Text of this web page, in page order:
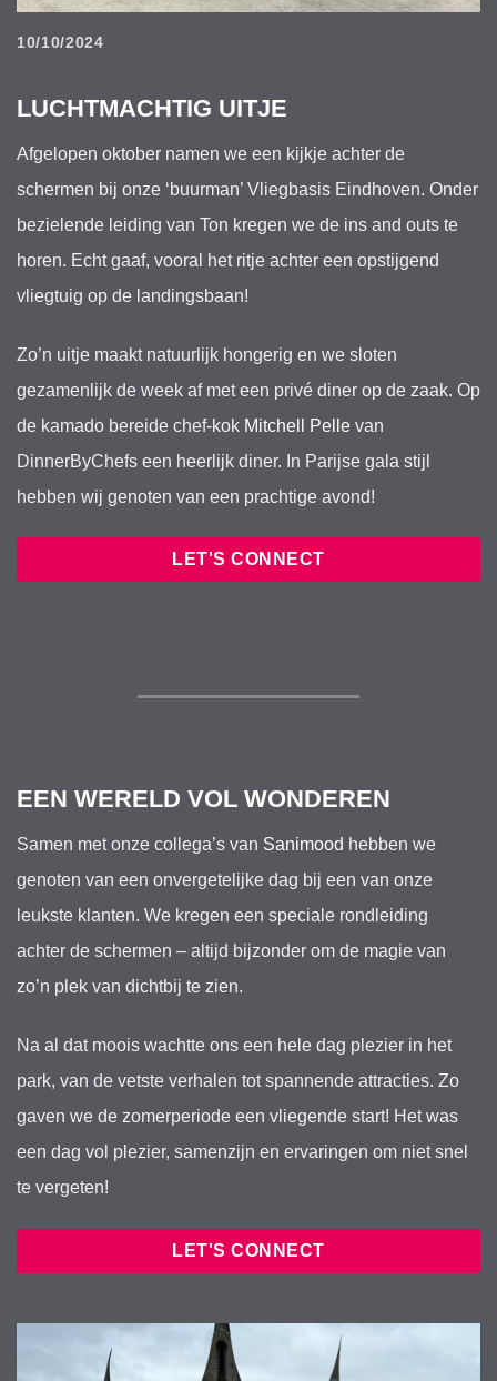
10/10/2024
LUCHTMACHTIG UITJE
Afgelopen oktober namen we een kijkje achter de
schermen bij onze ‘buurman’ Vliegbasis Eindhoven. Onder
bezielende leiding van Ton kregen we de ins and outs te
horen. Echt gaaf, vooral het ritje achter een opstijgend
vliegtuig op de landingsbaan!
Zo’n uitje maakt natuurlijk hongerig en we sloten
gezamenlijk de week af met een privé diner op de zaak. Op
de kamado bereide chef-kok Mitchell Pelle van
DinnerByChefs een heerlijk diner. In Parijse gala stijl
hebben wij genoten van een prachtige avond!
LET'S CONNECT
EEN WERELD VOL WONDEREN
Samen met onze collega’s van Sanimood hebben we
genoten van een onvergetelijke dag bij een van onze
leukste klanten. We kregen een speciale rondleiding
achter de schermen – altijd bijzonder om de magie van
zo’n plek van dichtbij te zien.
Na al dat moois wachtte ons een hele dag plezier in het
park, van de vetste verhalen tot spannende attracties. Zo
gaven we de zomerperiode een vliegende start! Het was
een dag vol plezier, samenzijn en ervaringen om niet snel
te vergeten!
LET'S CONNECT